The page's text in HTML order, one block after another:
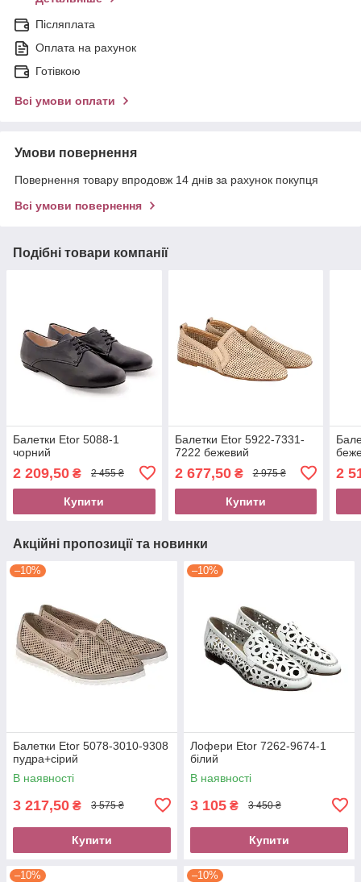
Післяплата
Оплата на рахунок
Готівкою
Всі умови оплати
Умови повернення
Повернення товару впродовж 14 днів за рахунок покупця
Всі умови повернення
Подібні товари компанії
Балетки Etor 5088-1
чорний
2 209,50 ₴ 2 455 ₴
Купити
Балетки Etor 5922-7331-
7222 бежевий
2 677,50₴ 2 975 ₴
Купити
2
Акційні пропозиції та новинки
–10%
Балетки Etor 5078-3010-9308
пудра+сірий
В наявності
3 217,50 ₴ 3 575 ₴
Купити
–10%
Лофери Etor 7262-9674-1
білий
В наявності
3 105 ₴ 3 450 ₴
Купити
–10% –10%